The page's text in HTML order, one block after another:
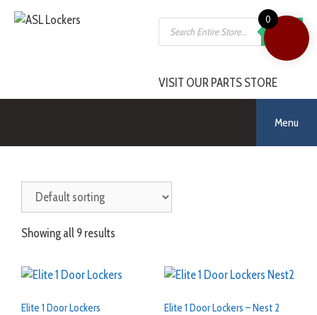
Skip
Products
search
SEARCH
VISIT OUR PARTS STORE
Menu
Showing all 9 results
Elite 1 Door Lockers
Elite 1 Door Lockers – Nest 2
0